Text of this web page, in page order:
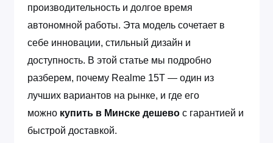
производительность и долгое время
автономной работы. Эта модель сочетает в
себе инновации, стильный дизайн и
доступность. В этой статье мы подробно
разберем, почему Realme 15T — один из
лучших вариантов на рынке, и где его
можно купить в Минске дешево с гарантией и
быстрой доставкой.